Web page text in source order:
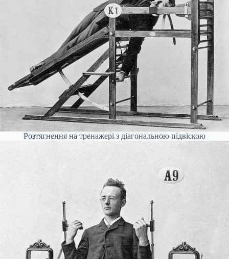
Розтягнення на тренажері з діагональною підвіскою